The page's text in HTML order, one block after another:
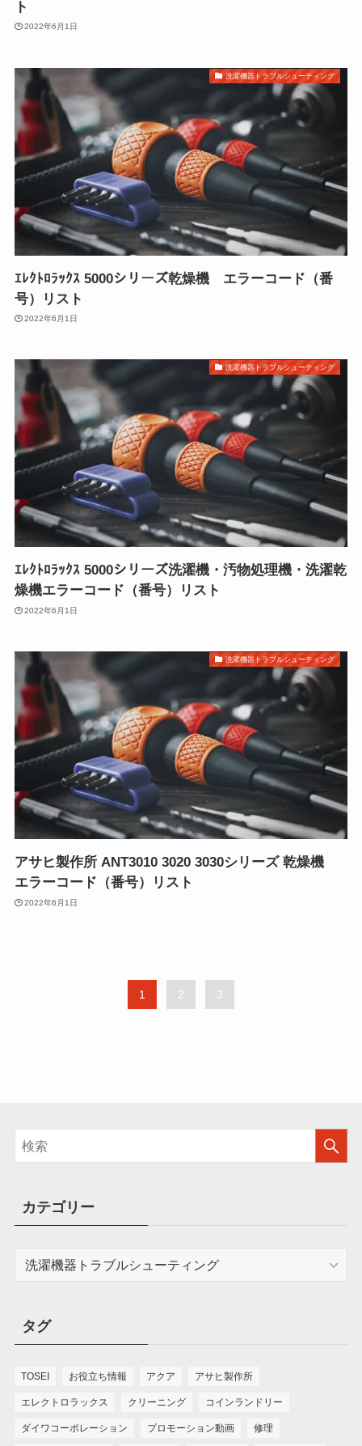
ト
2022年6月1日
洗濯機器トラブルシューティング
ｴﾚｸﾄﾛﾗｯｸｽ 5000シリーズ乾燥機 エラーコード（番
号）リスト
2022年6月1日
洗濯機器トラブルシューティング
ｴﾚｸﾄﾛﾗｯｸｽ 5000シリーズ洗濯機・汚物処理機・洗濯乾
燥機エラーコード（番号）リスト
2022年6月1日
洗濯機器トラブルシューティング
アサヒ製作所 ANT3010 3020 3030シリーズ 乾燥機
エラーコード（番号）リスト
2022年6月1日
1 2 3
カテゴリー
カ
ー
タグ
TOSEI お役立ち情報 アクア アサヒ製作所
エレクトロラックス クリーニング コインランドリー
ダイワコーポレーション プロモーション動画 修理